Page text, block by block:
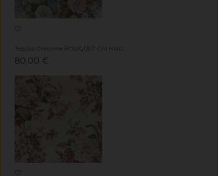
Tessuto Cretonne BOUQUET GM H140
80,00 €